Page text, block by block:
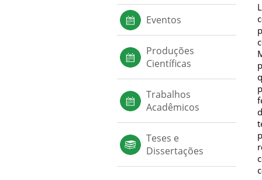
Eventos
Produções
Científicas
Trabalhos
Acadêmicos
Teses e
Dissertações